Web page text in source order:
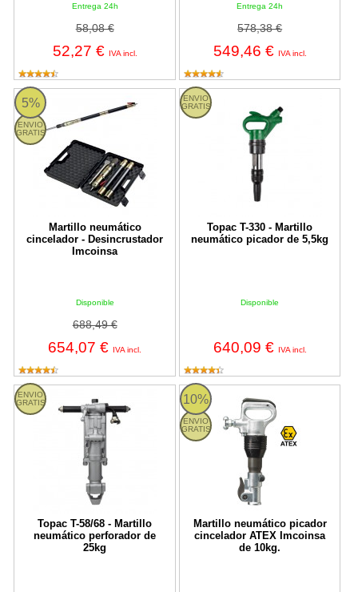
Entrega 24h
58,08 €
52,27 € IVA incl.
Entrega 24h
578,38 €
549,46 € IVA incl.
5%
ENVIO
GRATIS
Martillo neumático
cincelador - Desincrustador
Imcoinsa
Disponible
688,49 €
654,07 € IVA incl.
Martillo neumático cincelador - Desincrustador Imcoinsa
ENVIO
GRATIS
Topac T-330 - Martillo
neumático picador de 5,5kg
Disponible
640,09 € IVA incl.
T-330 Topac
ENVIO
GRATIS
Topac T-58/68 - Martillo
neumático perforador de
25kg
T-58/68 Topac 10%
ENVIO
GRATIS
Martillo neumático picador
cincelador ATEX Imcoinsa
de 10kg.
Martillo neumático picador